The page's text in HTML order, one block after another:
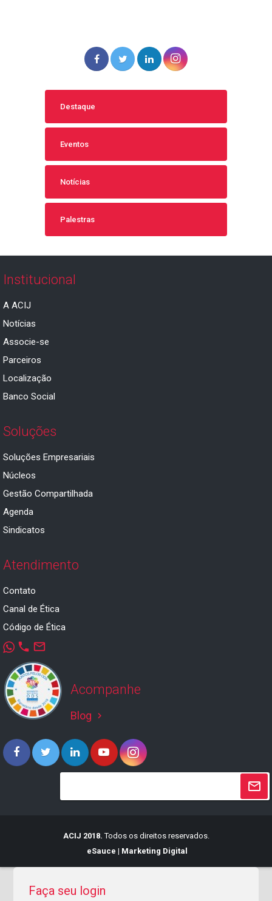
Destaque
Eventos
Notícias
Palestras
Institucional
A ACIJ
Notícias
Associe-se
Parceiros
Localização
Banco Social
Soluções
Soluções Empresariais
Núcleos
Gestão Compartilhada
Agenda
Sindicatos
Atendimento
Contato
Canal de Ética
Código de Ética
phone mail_outline
Acompanhe
Blog keyboard_arrow_right
ACIJ 2018. Todos os direitos reservados.
eSauce | Marketing Digital
Faça seu login